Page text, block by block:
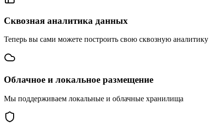
Сквозная аналитика данных
Теперь вы сами можете построить свою сквозную аналитику
Облачное и локальное размещение
Мы поддерживаем локальные и облачные хранилища